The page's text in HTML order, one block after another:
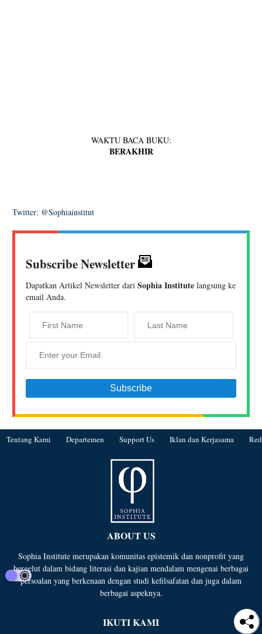
WAKTU BACA BUKU:
BERAKHIR
Twitter: @Sophiainstitut
Subscribe Newsletter
Dapatkan Artikel Newsletter dari Sophia Institute langsung ke
email Anda.
Tentang Kami Departemen Support Us Iklan dan Kerjasama
ABOUT US
Sophia Institute merupakan komunitas epistemik dan nonprofit yang
bergelut dalam bidang literasi dan kajian mendalam mengenai berbagai
persoalan yang berkenaan dengan studi kefilsafatan dan juga dalam
berbagai aspeknya.
IKUTI KAMI